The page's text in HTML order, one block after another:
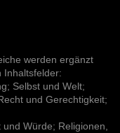
werden ergänzt
Inhaltsfelder:
Selbst und Welt;
und Gerechtigkeit;
Würde; Religionen,